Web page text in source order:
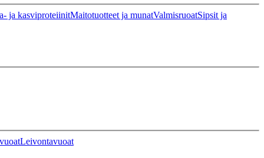
ja kasviproteiinitMaitotuotteet ja munatValmisruoatSipsit ja
Leivontavuoat